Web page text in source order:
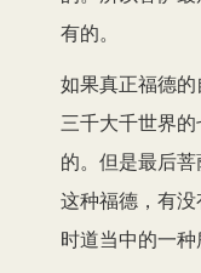
有的。
如果真正福德
三千大千世界
的。但是最后
这种福德，有
时道当中的一种